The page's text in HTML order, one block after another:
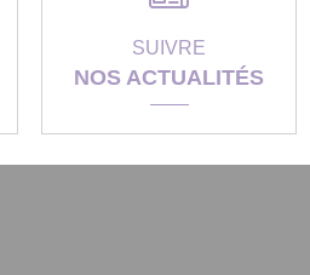
SUIVRE
NOS ACTUALITÉS